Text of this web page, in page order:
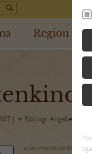
Region
Bibliogr. Angaben
oder unterstütze Deinen